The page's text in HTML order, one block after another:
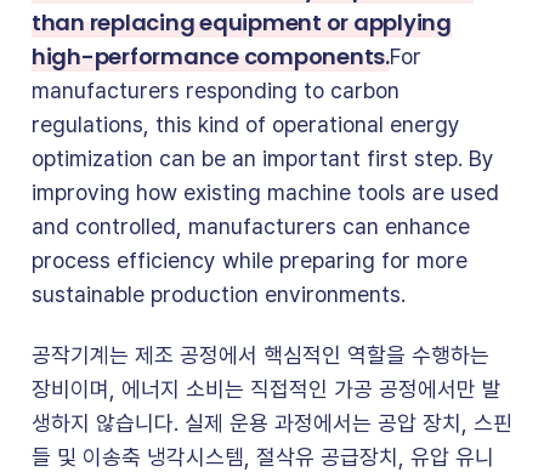
than replacing equipment or applying
high-performance components.For
manufacturers responding to carbon
regulations, this kind of operational energy
optimization can be an important first step. By
improving how existing machine tools are used
and controlled, manufacturers can enhance
process efficiency while preparing for more
sustainable production environments.
공작기계는 제조 공정에서 핵심적인 역할을 수행하는
장비이며, 에너지 소비는 직접적인 가공 공정에서만 발
생하지 않습니다. 실제 운용 과정에서는 공압 장치, 스핀
들 및 이송축 냉각시스템, 절삭유 공급장치, 유압 유니